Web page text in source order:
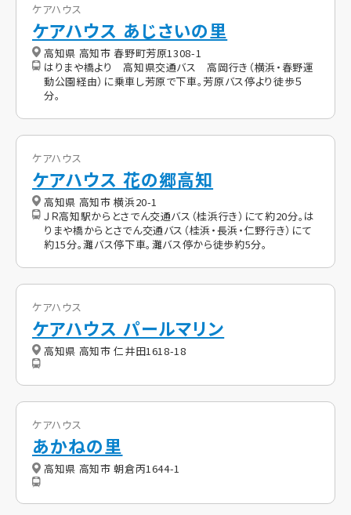
ケアハウス
ケアハウス あじさいの里
高知県 高知市 春野町芳原1308-1
はりまや橋より 高知県交通バス 高岡行き（横浜・春野運
動公園経由）に乗車し芳原で下車。芳原バス停より徒歩５
分。
ケアハウス
ケアハウス 花の郷高知
高知県 高知市 横浜20-1
ＪＲ高知駅からとさでん交通バス（桂浜行き）にて約20分。は
りまや橋からとさでん交通バス（桂浜・長浜・仁野行き）にて
約15分。灘バス停下車。灘バス停から徒歩約5分。
ケアハウス
ケアハウス パールマリン
高知県 高知市 仁井田1618-18
ケアハウス
あかねの里
高知県 高知市 朝倉丙1644-1